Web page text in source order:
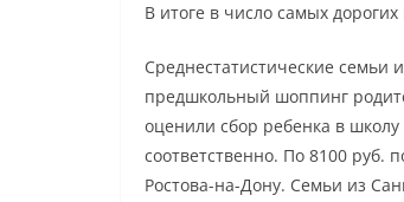
В итоге в число самых
Среднестатистические семьи
предшкольный шоппинг
оценили сбор ребенка в
соответственно. По 8100 руб.
Ростова-на-Дону. Семьи из